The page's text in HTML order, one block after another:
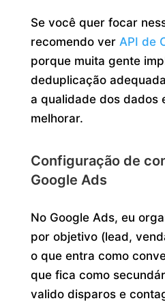
Se você quer focar
recomendo ver API de
porque muita gente
deduplicação
a qualidade dos dados
melhorar.
Configuração de
Google Ads
No Google Ads, eu
por objetivo (lead,
o que entra como
que fica como
valido disparos e